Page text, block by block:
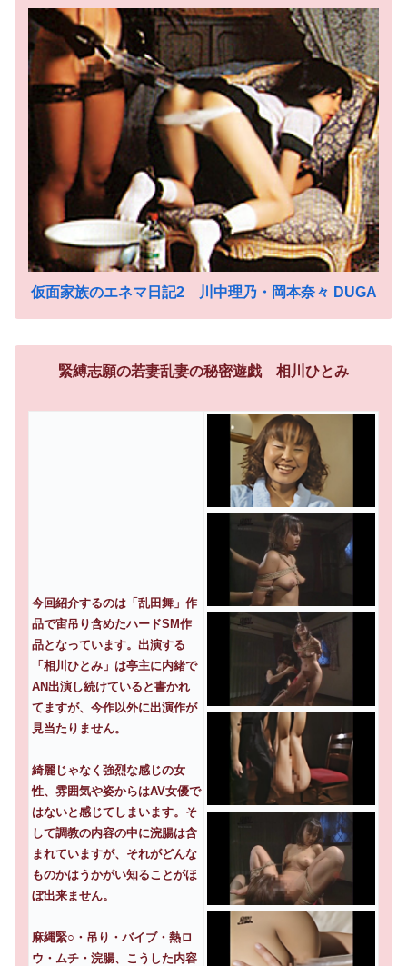
仮面家族のエネマ日記2 川中理乃・岡本奈々 DUGA
緊縛志願の若妻乱妻の秘密遊戯 相川ひとみ
今回紹介するのは「乱田舞」作
品で宙吊り含めたハードSM作
品となっています。出演する
「相川ひとみ」は亭主に内緒で
AN出演し続けていると書かれ
てますが、今作以外に出演作が
見当たりません。
綺麗じゃなく強烈な感じの女
性、雰囲気や姿からはAV女優で
はないと感じてしまいます。そ
して調教の内容の中に浣腸は含
まれていますが、それがどんな
ものかはうかがい知ることがほ
ぼ出来ません。
麻縄緊○・吊り・バイブ・熱ロ
ウ・ムチ・浣腸、こうした内容